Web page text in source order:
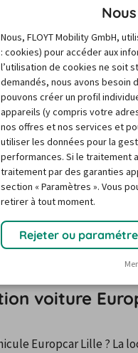
dynamisme de la ville
ancien, le quartier
et de bureaux
Tour dessinée par
vert où l'on peut
Tourcoing et
Louer location
Moderne de
qu'une riche
piscine Art déco de
pleinement de votre
voiture
Europcar Lille ? La
Nous, FLOYT Mobility GmbH,
: cookies) pour accéder aux
l’utilisation de cookies ne soit
demandés, nous avons besoin
pouvons créer un profil
appareils (y compris votre
nos offres et nos services et
utiliser les données pour la
performances. Si le traitement
traitement par des garanties
section « Paramètres ». Vous
retirer à tout moment.
Rejeter ou